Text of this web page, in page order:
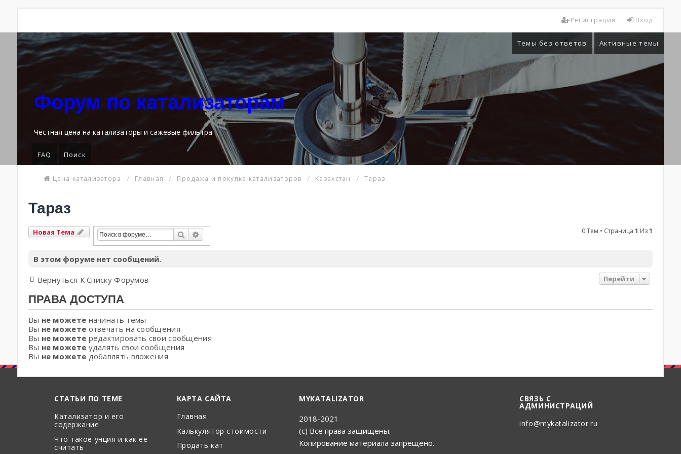
Вход
Регистрация
Темы без ответов Активные темы
Форум по катализаторам
Честная цена на катализаторы и сажевые фильтра
FAQ Поиск
Цена катализатора Главная Продажа и покупка катализаторов Казахстан Тараз
Тараз
Новая Тема Поиск 0 Тем • Страница1 Из1
В этом форуме нет сообщений.
Вернуться К Списку Форумов Перейти
ПРАВА ДОСТУПА
Вы не можете начинать темы
Вы не можете отвечать на сообщения
Вы не можете редактировать свои сообщения
Вы не можете удалять свои сообщения
Вы не можете добавлять вложения
СТАТЬИ ПО ТЕМЕ
Катализатор и его
содержание
Что такое унция и как ее
считать
КАРТА САЙТА
Главная
Калькулятор стоимости
Продать кат
MYKATALIZATOR
2018-2021
(с) Все права защищены.
Копирование материала запрещено.
СВЯЗЬ С
АДМИНИСТРАЦИЙ
info@mykatalizator.ru